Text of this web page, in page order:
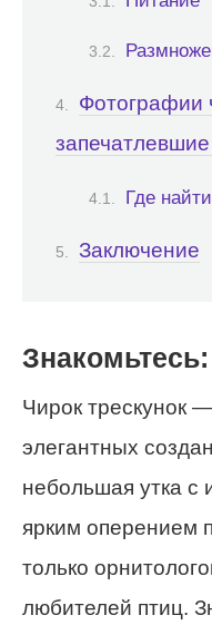
Фотографии
запечатлевшие
Где
Заключение
Чирок трескунок
элегантных
небольшая утка
ярким оперением
только
любителей птиц.